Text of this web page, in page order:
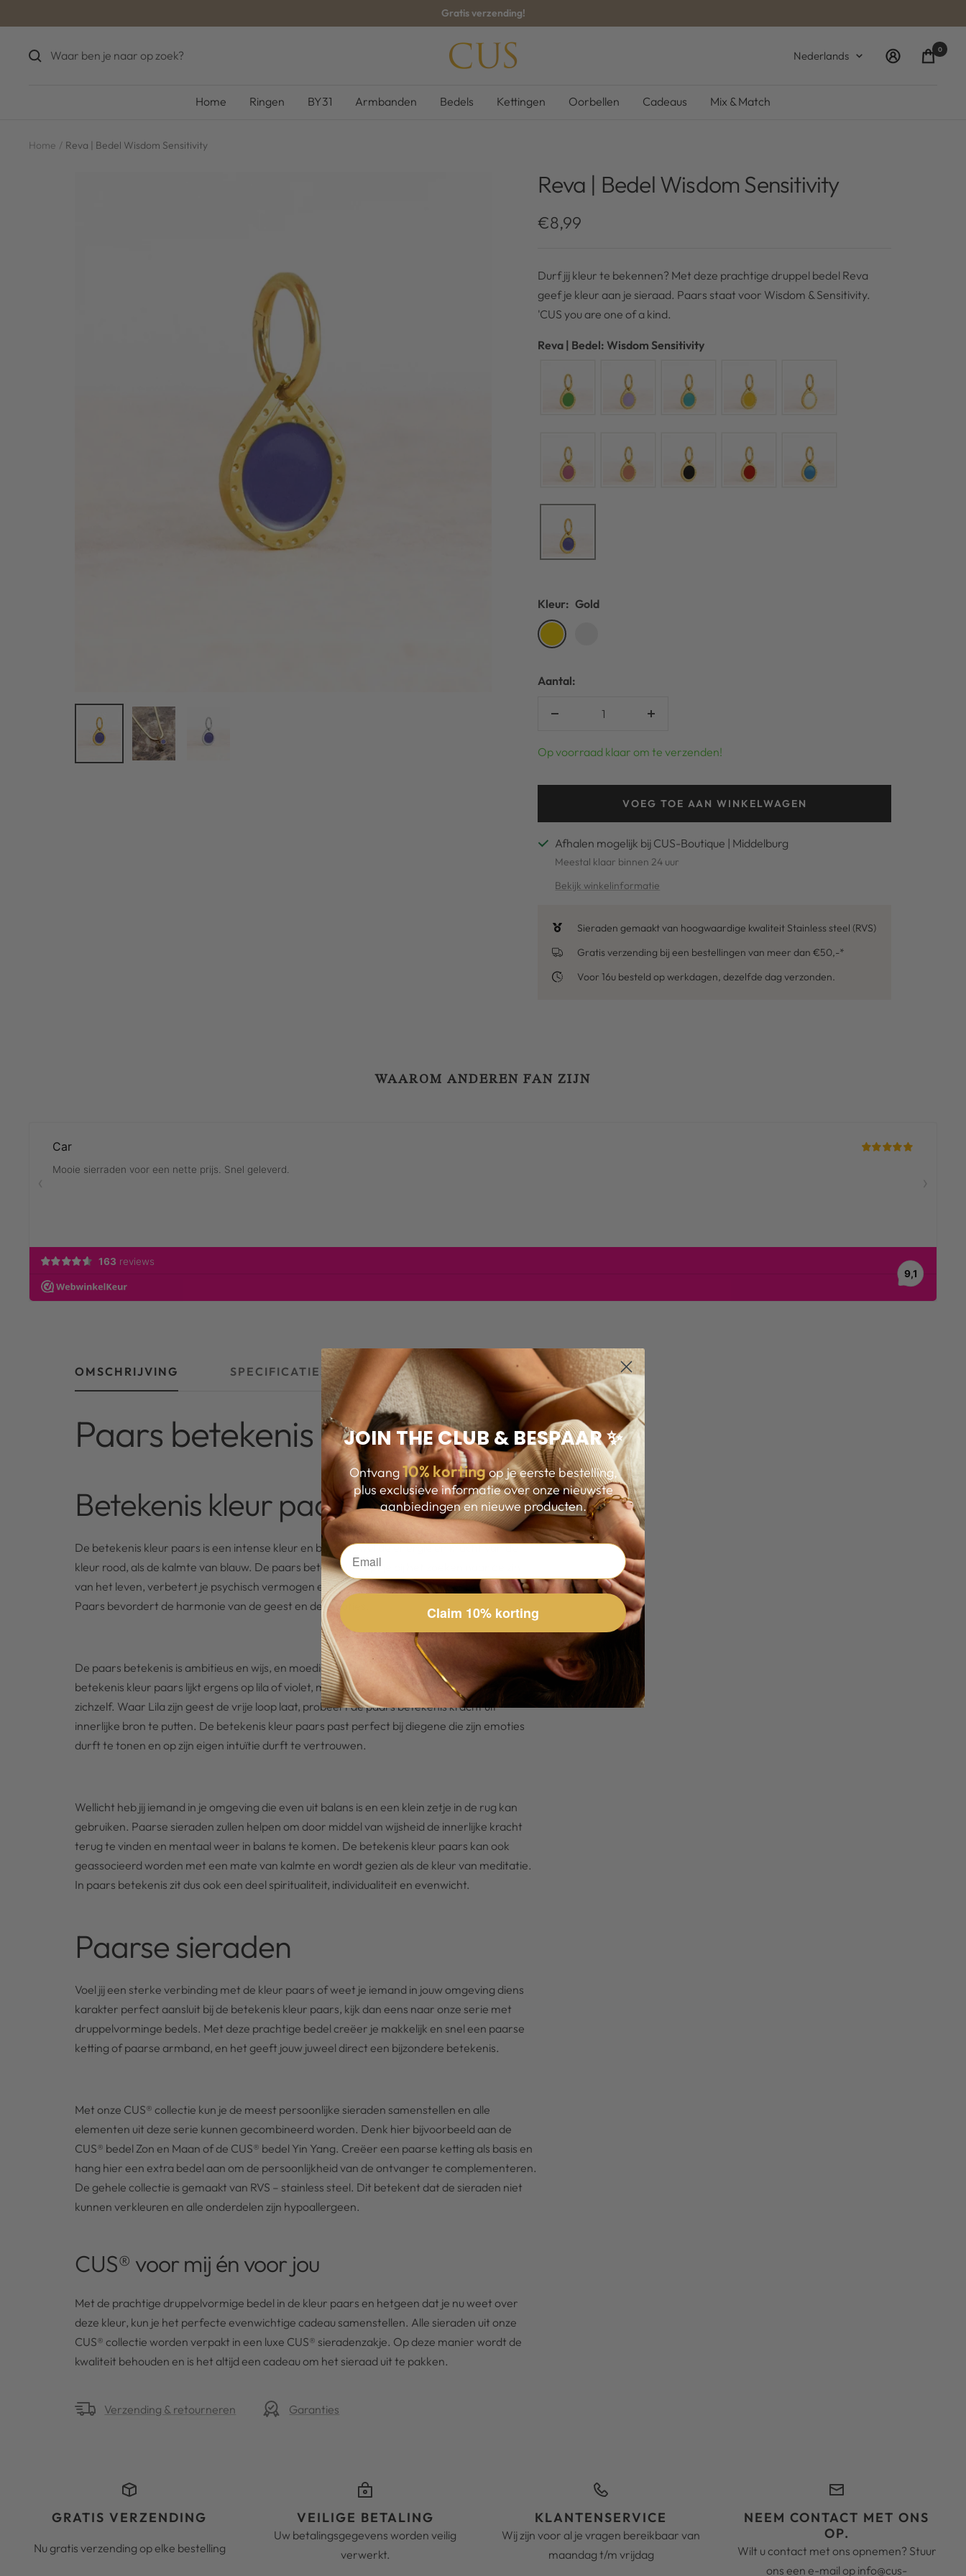
naar
inhoud
Gratis verzending!
CUS-
BOUTIQUE
Taal
Nederlands 0
Home Ringen BY31 Armbanden Bedels Kettingen Oorbellen Cadeaus Mix & Match
Home Reva | Bedel Wisdom Sensitivity
Reva | Bedel Wisdom Sensitivity
Kortingsprijs
€8,99
Durf jij kleur te bekennen? Met deze prachtige druppel bedel Reva
geef je kleur aan je sieraad. Paars staat voor Wisdom & Sensitivity.
'CUS you are one of a kind.
Reva | Bedel: Wisdom Sensitivity
Kleur: Gold
Gold
Aantal:
Verhoog
Op voorraad klaar om te verzenden!
VOEG TOE AAN WINKELWAGEN
Afhalen mogelijk bij CUS-Boutique | Middelburg
Meestal klaar binnen 24 uur
Bekijk winkelinformatie
Sieraden gemaakt van hoogwaardige kwaliteit Stainless steel (RVS)
Gratis verzending bij een bestellingen van meer dan €50,-*
Voor 16u besteld op werkdagen, dezelfde dag verzonden.
WAAROM ANDEREN FAN ZIJN
OMSCHRIJVING SPECIFICATIES
Paars betekenis
Betekenis kleur paars
De betekenis kleur paars is een intense kleur en bevat zowel de energie en kracht van de
kleur rood, als de kalmte van blauw. De paars betekenis helpt je bij het zoeken naar de zin
van het leven, verbetert je psychisch vermogen en verbindt je met een hoger bewustzijn.
Paars bevordert de harmonie van de geest en de emoties.
De paars betekenis is ambitieus en wijs, en moedigt gevoeligheid en integriteit aan. De
betekenis kleur paars lijkt ergens op lila of violet, maar zoekt antwoorden en kracht bij
zichzelf. Waar Lila zijn geest de vrije loop laat, probeert de paars betekenis kracht uit
innerlijke bron te putten. De betekenis kleur paars past perfect bij diegene die zijn emoties
durft te tonen en op zijn eigen intuïtie durft te vertrouwen.
Wellicht heb jij iemand in je omgeving die even uit balans is en een klein zetje in de rug kan
gebruiken. Paarse sieraden zullen helpen om door middel van wijsheid de innerlijke kracht
terug te vinden en mentaal weer in balans te komen. De betekenis kleur paars kan ook
geassocieerd worden met een mate van kalmte en wordt gezien als de kleur van meditatie.
In paars betekenis zit dus ook een deel spiritualiteit, individualiteit en evenwicht.
Paarse sieraden
Voel jij een sterke verbinding met de kleur paars of weet je iemand in jouw omgeving diens
karakter perfect aansluit bij de betekenis kleur paars, kijk dan eens naar onze serie met
druppelvorminge bedels. Met deze prachtige bedel creëer je makkelijk en snel een paarse
ketting of paarse armband, en het geeft jouw juweel direct een bijzondere betekenis.
Met onze CUS® collectie kun je de meest persoonlijke sieraden samenstellen en alle
elementen uit deze serie kunnen gecombineerd worden. Denk hier bijvoorbeeld aan de
CUS® bedel Zon en Maan of de CUS® bedel Yin Yang. Creëer een paarse ketting als basis en
hang hier een extra bedel aan om de persoonlijkheid van de ontvanger te complementeren.
De gehele collectie is gemaakt van RVS – stainless steel. Dit betekent dat de sieraden niet
kunnen verkleuren en alle onderdelen zijn hypoallergeen.
CUS® voor mij én voor jou
Met de prachtige druppelvormige bedel in de kleur paars en hetgeen dat je nu weet over
deze kleur, kun je het perfecte evenwichtige cadeau samenstellen. Alle sieraden uit onze
CUS® collectie worden verpakt in een luxe CUS® sieradenzakje. Op deze manier wordt de
kwaliteit behouden en is het altijd een cadeau om het sieraad uit te pakken.
Verzending & retourneren Garanties
GRATIS VERZENDING
Nu gratis verzending op elke bestelling
VEILIGE BETALING
Uw betalingsgegevens worden veilig
verwerkt.
KLANTENSERVICE
Wij zijn voor al je vragen bereikbaar van
maandag t/m vrijdag
NEEM CONTACT MET ONS
OP.
Wilt u contact met ons opnemen? Stuur
ons een e-mail op info@cus-
JOIN THE CLUB & BESPAAR ✨
Ontvang10% kortingop je eerste bestelling,
plus exclusieve informatie over onze nieuwste
aanbiedingen en nieuwe producten.
Claim 10% korting